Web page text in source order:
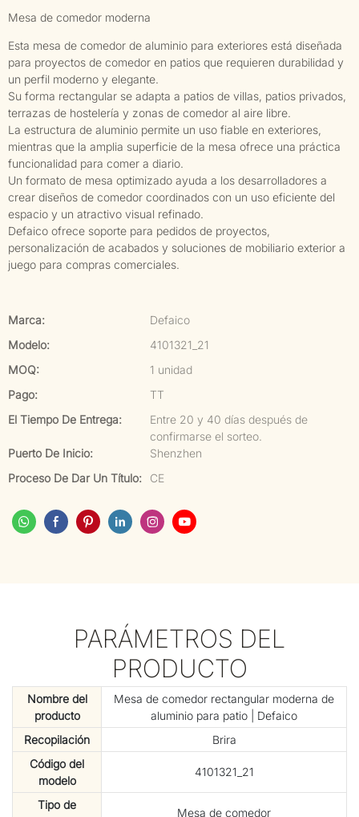
Mesa de comedor moderna
Esta mesa de comedor de aluminio para exteriores está diseñada
para proyectos de comedor en patios que requieren durabilidad y
un perfil moderno y elegante.
Su forma rectangular se adapta a patios de villas, patios privados,
terrazas de hostelería y zonas de comedor al aire libre.
La estructura de aluminio permite un uso fiable en exteriores,
mientras que la amplia superficie de la mesa ofrece una práctica
funcionalidad para comer a diario.
Un formato de mesa optimizado ayuda a los desarrolladores a
crear diseños de comedor coordinados con un uso eficiente del
espacio y un atractivo visual refinado.
Defaico ofrece soporte para pedidos de proyectos,
personalización de acabados y soluciones de mobiliario exterior a
juego para compras comerciales.
Marca:
Defaico
Modelo:
4101321_21
MOQ:
1 unidad
Pago:
TT
El Tiempo De Entrega:
Entre 20 y 40 días después de
confirmarse el sorteo.
Puerto De Inicio:
Shenzhen
Proceso De Dar Un Título:
CE
PARÁMETROS DEL
PRODUCTO
Nombre del
producto
Mesa de comedor rectangular moderna de
aluminio para patio | Defaico
Recopilación
Brira
Código del
modelo
4101321_21
Tipo de
Mesa de comedor